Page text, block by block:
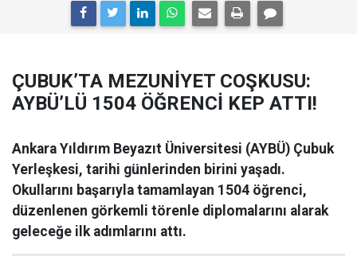
ÇUBUK’TA MEZUNİYET COŞKUSU:
AYBÜ’LÜ 1504 ÖĞRENCİ KEP ATTI!
Ankara Yıldırım Beyazıt Üniversitesi (AYBÜ) Çubuk
Yerleşkesi, tarihi günlerinden birini yaşadı.
Okullarını başarıyla tamamlayan 1504 öğrenci,
düzenlenen görkemli törenle diplomalarını alarak
geleceğe ilk adımlarını attı.